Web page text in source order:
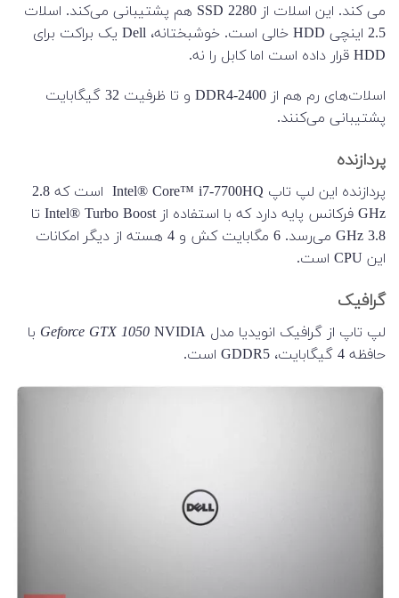
می کند. این اسلات از 2280 SSD هم پشتیبانی می‌کند. اسلات
2.5 اینچی HDD خالی است. خوشبختانه، Dell یک براکت برای
HDD قرار داده است اما کابل را نه.
اسلات‌های رم هم از DDR4-2400 و تا ظرفیت 32 گیگابایت
پشتیبانی می‌کنند.
پردازنده
پردازنده این لپ تاپ Intel® Core™ i7-7700HQ است که 2.8
GHz فرکانس پایه دارد که با استفاده از Intel® Turbo Boost تا
3.8 GHz می‌رسد. 6 مگابایت کش و 4 هسته از دیگر امکانات
این CPU است.
گرافیک
لپ تاپ از گرافیک انویدیا مدل NVIDIA Geforce GTX 1050 با
حافظه 4 گیگابایت، GDDR5 است.